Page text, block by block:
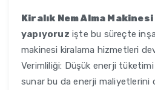
Kiralık Nem Alma
yapıyoruz işte bu süreçte
makinesi kiralama hizmetleri
Verimliliği: Düşük enerji
sunar bu da enerji maliyetlerini